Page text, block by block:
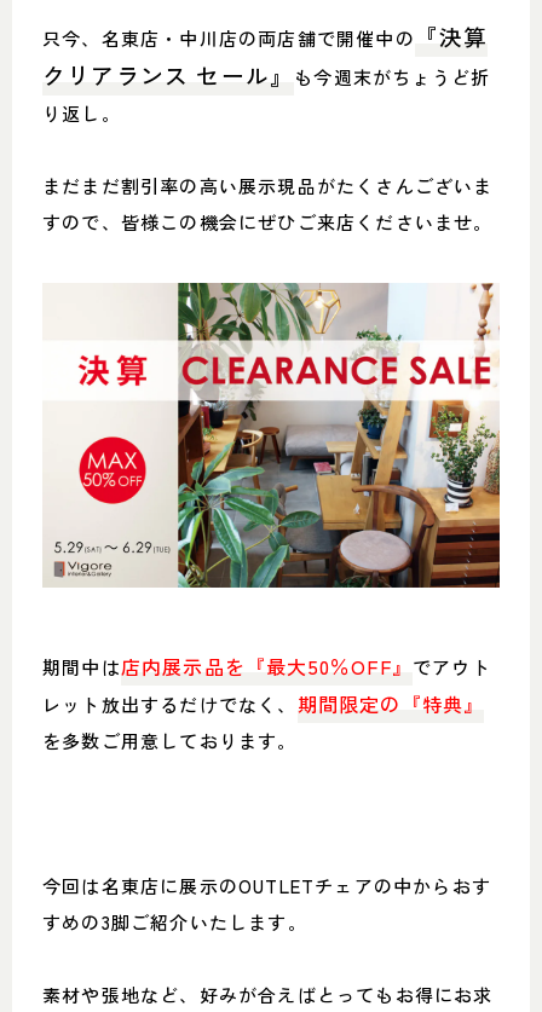
名東店
TRANSACTION
特定商取引法に基づく表記
中川店
営業時間 平日 11：00～18：00
土・日・祝 11：00～19：00
定休日
水曜日（祝日は営業）
052-361-5551
タップで電話をかける
名東店
営業時間
平日 11：00～18：00
土・日・祝 11：00～19：00
定休日
水曜日（祝日は営業）
只今、名東店・中川店の両店舗で開催中の
『決算
クリアランス セール』
も今週末がちょうど折
り返し。
まだまだ割引率の高い展示現品がたくさんございま
すので、皆様この機会にぜひご来店くださいませ。
期間中は店内展示品を『最大50％OFF』 でアウト
レット放出するだけでなく、 期間限定の『特典』
を多数ご用意しております。
今回は名東店に展示のOUTLETチェアの中からおす
すめの3脚ご紹介いたします。
素材や張地など、好みが合えばとってもお得にお求